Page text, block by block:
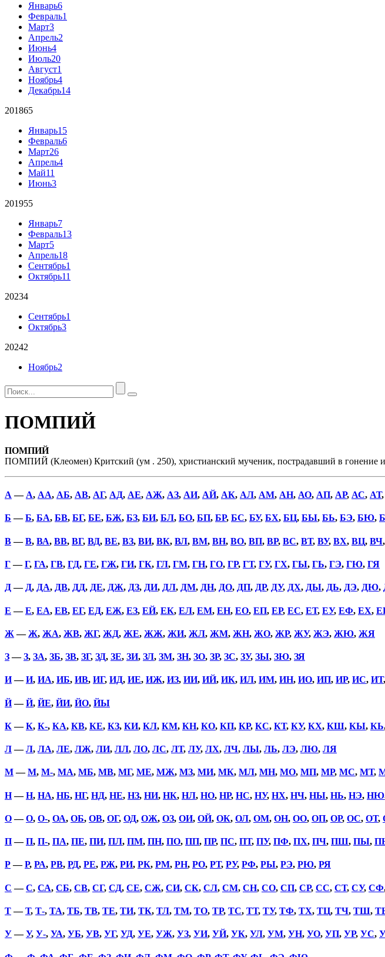
Январь6
Февраль1
Март3
Апрель2
Июнь4
Июль20
Август1
Ноябрь4
Декабрь14
201865
Январь15
Февраль6
Март26
Апрель4
Май11
Июнь3
201955
Январь7
Февраль13
Март5
Апрель18
Сентябрь1
Октябрь11
20234
Сентябрь1
Октябрь3
20242
Ноябрь2
ПОМПИЙ
ПОМПИЙ
ПОМПИЙ (Клеомен) Критский (ум . 250), христианский мученик, пострадавший в гонение
А — А, АА, АБ, АВ, АГ, АД, АЕ, АЖ, АЗ, АИ, АЙ, АК, АЛ, АМ, АН, АО, АП, АР, АС, АТ,
Б —Б, БА, БВ, БГ, БЕ, БЖ, БЗ, БИ, БЛ, БО, БП, БР, БС, БУ, БХ, БЦ, БЫ, БЬ, БЭ, БЮ,
В—В, ВА, ВВ, ВГ, ВД, ВЕ, ВЗ, ВИ, ВК, ВЛ, ВМ, ВН, ВО, ВП, ВР, ВС, ВТ, ВУ, ВХ, ВЦ, ВЧ,
Г—Г, ГА, ГВ, ГД, ГЕ, ГЖ, ГИ, ГК, ГЛ, ГМ, ГН, ГО, ГР, ГТ, ГУ, ГХ, ГЫ, ГЬ, ГЭ, ГЮ, ГЯ
Д— Д, ДА, ДВ, ДД, ДЕ, ДЖ, ДЗ, ДИ, ДЛ, ДМ, ДН, ДО, ДП, ДР, ДУ, ДХ, ДЫ, ДЬ, ДЭ, ДЮ,
Е —Е, ЕА, ЕВ, ЕГ, ЕД, ЕЖ, ЕЗ, ЕЙ, ЕК, ЕЛ, ЕМ, ЕН, ЕО, ЕП, ЕР, ЕС, ЕТ, ЕУ, ЕФ, ЕХ,
Ж —Ж, ЖА, ЖВ, ЖГ, ЖД, ЖЕ, ЖЖ, ЖИ, ЖЛ, ЖМ, ЖН, ЖО, ЖР, ЖУ, ЖЭ, ЖЮ, ЖЯ
З—З, ЗА, ЗБ, ЗВ, ЗГ, ЗД, ЗЕ, ЗИ, ЗЛ, ЗМ, ЗН, ЗО, ЗР, ЗС, ЗУ, ЗЫ, ЗЮ, ЗЯ
И—И, ИА, ИБ, ИВ, ИГ, ИД, ИЕ, ИЖ, ИЗ, ИИ, ИЙ, ИК, ИЛ, ИМ, ИН, ИО, ИП, ИР, ИС, ИТ,
Й—Й, ЙЕ, ЙИ, ЙО, ЙЫ
К—К, К-, КА, КВ, КЕ, КЗ, КИ, КЛ, КМ, КН, КО, КП, КР, КС, КТ, КУ, КХ, КШ, КЫ, КЬ
Л—Л, ЛА, ЛЕ, ЛЖ, ЛИ, ЛЛ, ЛО, ЛС, ЛТ, ЛУ, ЛХ, ЛЧ, ЛЫ, ЛЬ, ЛЭ, ЛЮ, ЛЯ
М—М, М-, МА, МБ, МВ, МГ, МЕ, МЖ, МЗ, МИ, МК, МЛ, МН, МО, МП, МР, МС, МТ,
Н—Н, НА, НБ, НГ, НД, НЕ, НЗ, НИ, НК, НЛ, НО, НР, НС, НУ, НХ, НЧ, НЫ, НЬ, НЭ, НЮ
О—О, О-, ОА, ОБ, ОВ, ОГ, ОД, ОЖ, ОЗ, ОИ, ОЙ, ОК, ОЛ, ОМ, ОН, ОО, ОП, ОР, ОС, ОТ,
П—П, П-, ПА, ПЕ, ПИ, ПЛ, ПМ, ПН, ПО, ПП, ПР, ПС, ПТ, ПУ, ПФ, ПХ, ПЧ, ПШ, ПЫ,
Р—Р, РА, РВ, РД, РЕ, РЖ, РИ, РК, РМ, РН, РО, РТ, РУ, РФ, РЫ, РЭ, РЮ, РЯ
С —С, СА, СБ, СВ, СГ, СД, СЕ, СЖ, СИ, СК, СЛ, СМ, СН, СО, СП, СР, СС, СТ, СУ, СФ
Т—Т, Т-, ТА, ТБ, ТВ, ТЕ, ТИ, ТК, ТЛ, ТМ, ТО, ТР, ТС, ТТ, ТУ, ТФ, ТХ, ТЦ, ТЧ, ТШ,
У—У, У-, УА, УБ, УВ, УГ, УД, УЕ, УЖ, УЗ, УИ, УЙ, УК, УЛ, УМ, УН, УО, УП, УР, УС,